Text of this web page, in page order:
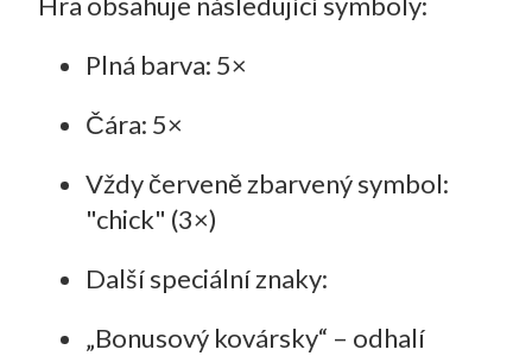
Plná barva: 5×
Čára: 5×
Vždy červeně zbarvený symbol:
"chick" (3×)
Další speciální znaky:
„Bonusový kovársky“ – odhalí